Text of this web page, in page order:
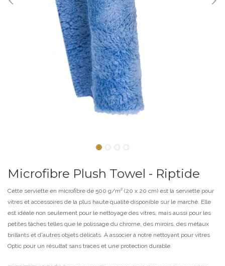
Microfibre Plush Towel - Riptide
Cette serviette en microfibre de 500 g/m² (20 x 20 cm) est la serviette pour
vitres et accessoires de la plus haute qualité disponible sur le marché. Elle
est idéale non seulement pour le nettoyage des vitres, mais aussi pour les
petites tâches telles que le polissage du chrome, des miroirs, des métaux
brillants et d'autres objets délicats. À associer à notre nettoyant pour vitres
Optic pour un résultat sans traces et une protection durable.